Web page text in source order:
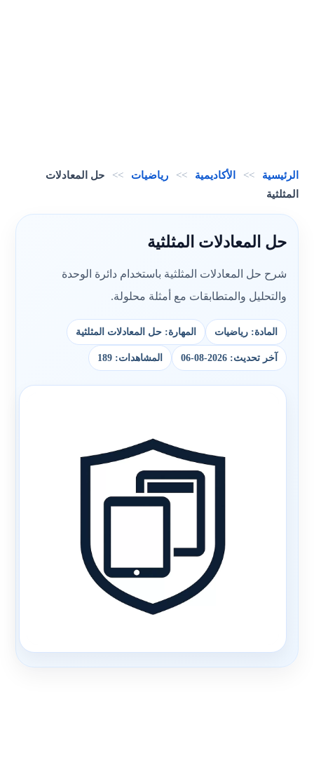
الرئيسية >> الأكاديمية >> رياضيات >>
حل المعادلات
المثلثية
حل المعادلات المثلثية
شرح حل المعادلات المثلثية باستخدام دائرة الوحدة
والتحليل والمتطابقات مع أمثلة محلولة.
المادة: رياضيات المهارة: حل المعادلات المثلثية
آخر تحديث: 2026-08-06 المشاهدات: 189